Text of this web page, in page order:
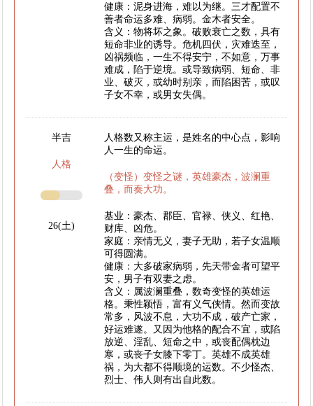
健康：泥身进海，难以为继。三才配置不
善者命运多难、病弱。金木者安全。
含义：物将坏之象。破败衰亡之数，具有
短命非业的诱导。危机四伏，灾难迭至，
凶祸频临，一生不得安宁，不如意，万事
难成，陷于逆境。或导致病弱、短命、非
业、破灭，或幼时别亲，而陷困苦，或叹
子女不幸，或男女失偶。
半吉
人格
26(土)
人格数又称主运，是姓名的中心点，影响
人一生的命运。
（变怪）变怪之谜，英雄豪杰，波澜重
叠，而奏大功。
基业：豪杰、郡臣、官禄、侠义、红艳、
财库、凶危。
家庭：亲情无义，妻子无助，若子女温顺
可得圆满。
健康：大多破家病弱，先天带金者可望平
安，男子有双妻之虑。
含义：属波澜重叠，数奇变怪的英雄运
格。秉性颖悟，富有义气侠情。然而变故
常多，风波不息，大功不成，破产亡家，
好运难遂。又因为他格的配合不宜，或陷
放逆、淫乱、短命之中，或丧配偶枕边
寒，或丧子女膝下零丁。英雄不成英雄
祸，为大都不得顺境的运数。不少怪杰、
烈士、伟人则有出自此数。